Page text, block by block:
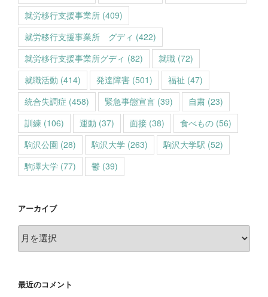
就労移行支援事業所 (409)
就労移行支援事業所 グディ (422)
就労移行支援事業所グディ (82) 就職 (72)
就職活動 (414) 発達障害 (501) 福祉 (47)
統合失調症 (458) 緊急事態宣言 (39) 自粛 (23)
訓練 (106) 運動 (37) 面接 (38) 食べもの (56)
駒沢公園 (28) 駒沢大学 (263) 駒沢大学駅 (52)
駒澤大学 (77) 鬱 (39)
アーカイブ
ア
ー
イ
最近のコメント